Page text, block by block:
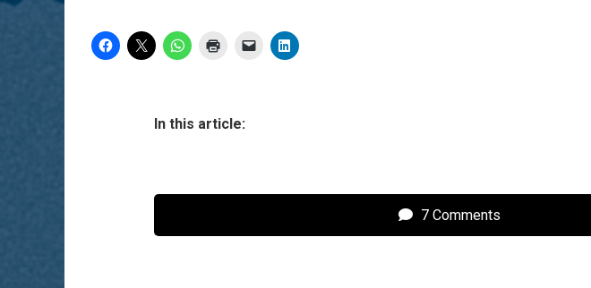
In this article:
7 Comments